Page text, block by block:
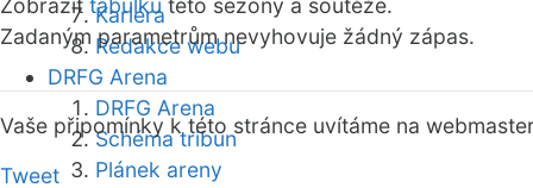
Kariéra
Redakce webu
DRFG Arena
DRFG Arena
Schéma tribun
Plánek areny
Zobrazit tabulku této sezóny a soutěže.
Zadaným parametrům nevyhovuje žádný zápas.
Vaše připomínky k této stránce uvítáme na webmaster
Tweet